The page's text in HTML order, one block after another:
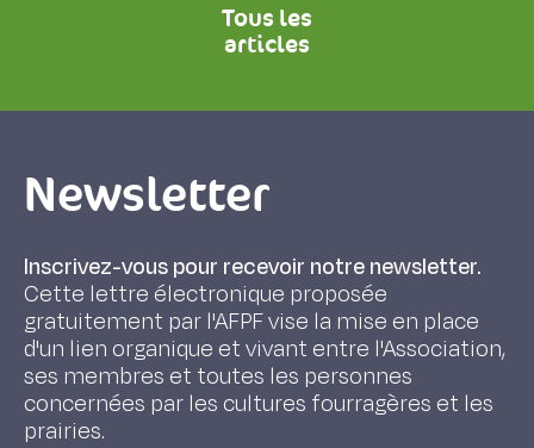
Tous les
articles
Newsletter
Inscrivez-vous pour recevoir notre newsletter.
Cette lettre électronique proposée
gratuitement par l'AFPF vise la mise en place
d'un lien organique et vivant entre l'Association,
ses membres et toutes les personnes
concernées par les cultures fourragères et les
prairies.